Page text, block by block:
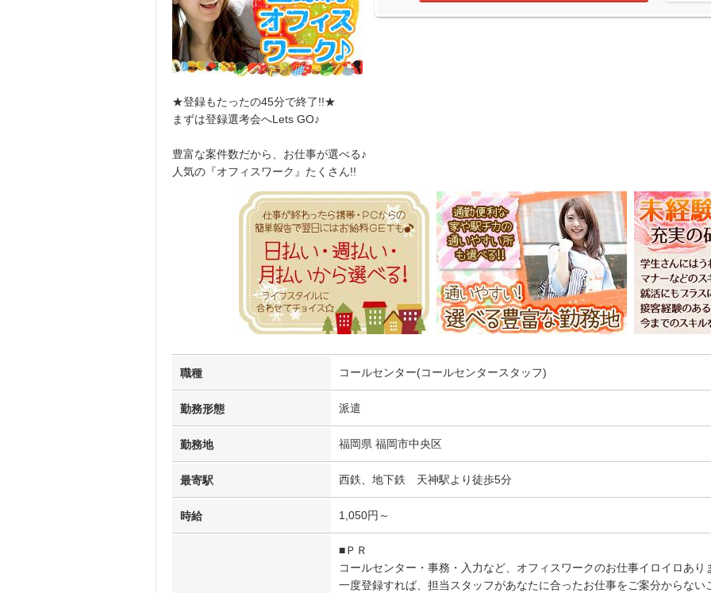
★登録もたったの45分で終了!!★
まずは登録選考会へLets GO♪
豊富な案件数だから、お仕事が選べる♪
人気の『オフィスワーク』たくさん!!
職種 コールセンター(コールセンタースタッフ)
勤務形態 派遣
勤務地 福岡県 福岡市中央区
最寄駅 西鉄、地下鉄 天神駅より徒歩5分
時給 1,050円～
■ＰＲ
コールセンター・事務・入力など、オフィスワークのお仕事イロイロあり
一度登録すれば、担当スタッフがあなたに合ったお仕事をご案分からない